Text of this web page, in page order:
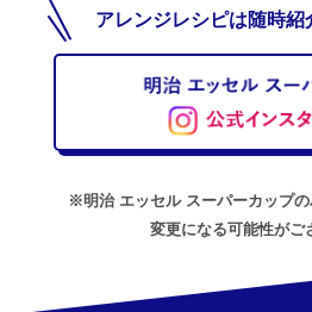
アレンジレシピは随時紹
※明治 エッセル スーパーカップ
変更になる可能性がご